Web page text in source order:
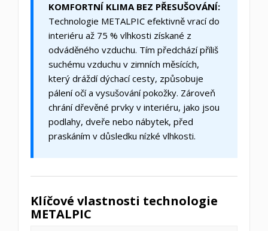
KOMFORTNÍ KLIMA BEZ PŘESUŠOVÁNÍ:
Technologie METALPIC efektivně vrací do
interiéru až 75 % vlhkosti získané z
odváděného vzduchu. Tím předchází příliš
suchému vzduchu v zimních měsících,
který dráždí dýchací cesty, způsobuje
pálení očí a vysušování pokožky. Zároveň
chrání dřevěné prvky v interiéru, jako jsou
podlahy, dveře nebo nábytek, před
praskáním v důsledku nízké vlhkosti.
Klíčové vlastnosti technologie
METALPIC